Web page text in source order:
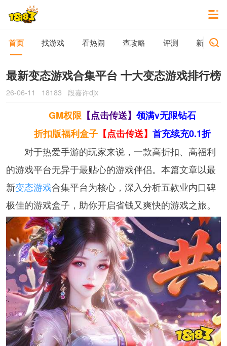
首页 找游戏 看热闹 查攻略 评测 新游动态
最新变态游戏合集平台 十大变态游戏排行榜
26-06-11 18183 段嘉许djx
GM权限【点击传送】领满v无限钻石
折扣版福利盒子 【点击传送】首充续充0.1折
对于热爱手游的玩家来说，一款高折扣、高福利
的游戏平台无异于最贴心的游戏伴侣。本篇文章以最
新变态游戏合集平台为核心，深入分析五款业内口碑
极佳的游戏盒子，助你开启省钱又爽快的游戏之旅。